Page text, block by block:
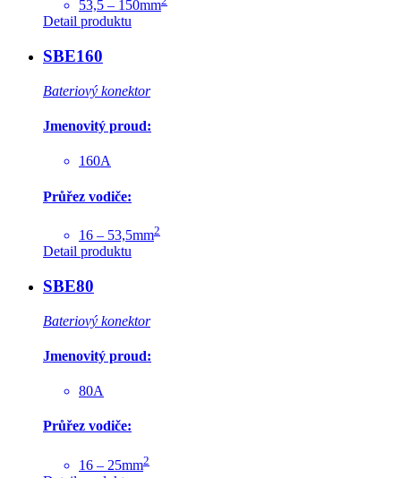
53,5 – 150mm
Detail produktu
SBE160
Bateriový konektor
Jmenovitý proud:
160A
Průřez vodiče:
16 – 53,5mm2
Detail produktu
SBE80
Bateriový konektor
Jmenovitý proud:
80A
Průřez vodiče:
16 – 25mm2